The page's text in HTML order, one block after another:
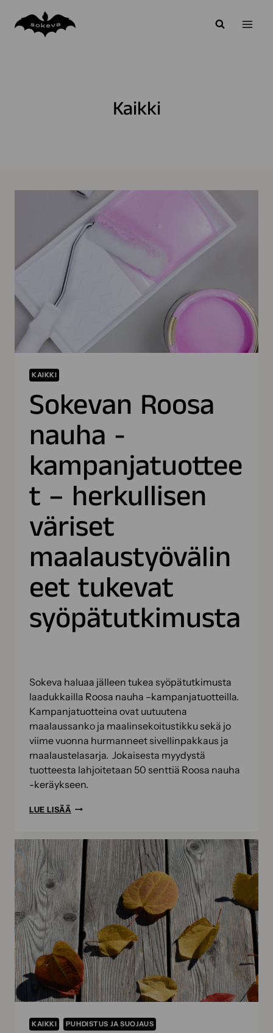
sisältöön
Kaikki
KAIKKI
Sokevan Roosa
nauha -
kampanjatuottee
t – herkullisen
väriset
maalaustyövälin
eet tukevat
syöpätutkimusta
Sokeva haluaa jälleen tukea syöpätutkimusta
laadukkailla Roosa nauha –kampanjatuotteilla.
Kampanjatuotteina ovat uutuutena
maalaussanko ja maalinsekoitustikku sekä jo
viime vuonna hurmanneet sivellinpakkaus ja
maalaustelasarja. Jokaisesta myydystä
tuotteesta lahjoitetaan 50 senttiä Roosa nauha
-keräykseen.
LUE LISÄÄ SOKEVAN
KAMPANJATUOTTEET
–
HERKULLISEN
VÄRISET
MAALAUSTYÖVÄLINEET
TUKEVAT
SYÖPÄTUTKIMUSTA
KAIKKI PUHDISTUS JA SUOJAUS